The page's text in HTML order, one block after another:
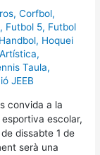
,Corfbol,
, Futbol 5, Futbol
Handbol, Hoquei
,
Taula,
JEEB
convida a la
escolar,
dissabte 1 de
serà una